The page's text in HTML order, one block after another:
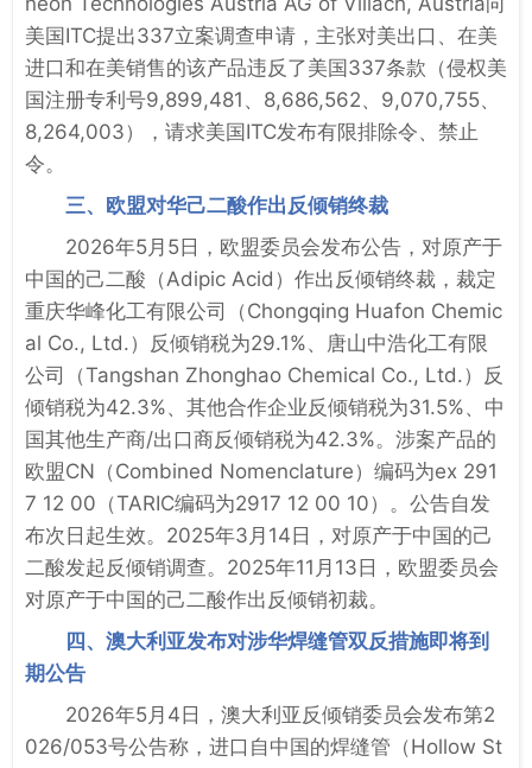
美国ITC提出337立案调查申请，主张对美出口、在美
进口和在美销售的该产品违反了美国337条款（侵权美
国注册专利号9,899,481、8,686,562、9,070,755、
8,264,003），请求美国ITC发布有限排除令、禁止
令。
三、欧盟对华己二酸作出反倾销终裁
2026年5月5日，欧盟委员会发布公告，对原产于
中国的己二酸（Adipic Acid）作出反倾销终裁，裁定
重庆华峰化工有限公司（Chongqing Huafon Chemic
al Co., Ltd.）反倾销税为29.1%、唐山中浩化工有限
公司（Tangshan Zhonghao Chemical Co., Ltd.）反
倾销税为42.3%、其他合作企业反倾销税为31.5%、中
国其他生产商/出口商反倾销税为42.3%。涉案产品的
欧盟CN（Combined Nomenclature）编码为ex 291
7 12 00（TARIC编码为2917 12 00 10）。公告自发
布次日起生效。2025年3月14日，对原产于中国的己
二酸发起反倾销调查。2025年11月13日，欧盟委员会
对原产于中国的己二酸作出反倾销初裁。
四、澳大利亚发布对涉华焊缝管双反措施即将到
期公告
2026年5月4日，澳大利亚反倾销委员会发布第2
026/053号公告称，进口自中国的焊缝管（Hollow St